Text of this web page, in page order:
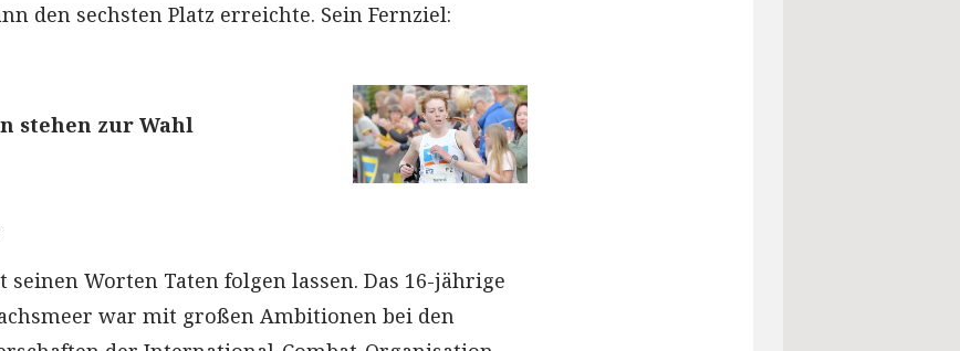
den sechsten Platz erreichte. Sein Fernziel:
stehen zur Wahl
seinen Worten Taten folgen lassen. Das 16-jährige
war mit großen Ambitionen bei den